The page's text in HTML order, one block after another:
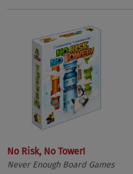
No Risk, No Tower!
Never Enough Board Games